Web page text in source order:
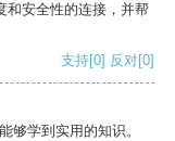
和安全性的连接，并帮
支持[0] 反对[0]
够学到实用的知识。